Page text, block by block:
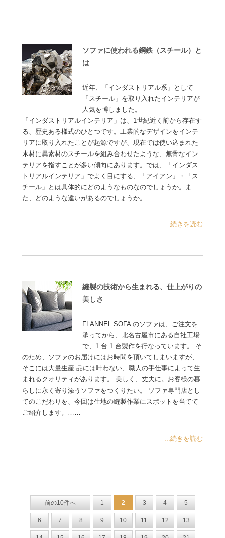
ソファに使われる鋼鉄（スチール）と
は
近年、「インダストリアル系」として
「スチール」を取り入れたインテリアが
人気を博しました。
「インダストリアルインテリア」は、1世紀近く前から存在す
る、歴史ある様式のひとつです。工業的なデザインをインテ
リアに取り入れたことが起源ですが、現在では使い込まれた
木材に異素材のスチールを組み合わせたような、無骨なイン
テリアを指すことが多い傾向にあります。では、「インダス
トリアルインテリア」でよく目にする、「アイアン」・「ス
チール」とは具体的にどのようなものなのでしょうか。ま
た、どのような違いがあるのでしょうか。……
...続きを読む
縫製の技術から生まれる、仕上がりの
美しさ
FLANNEL SOFA のソファは、ご注文を
承ってから、北名古屋市にある自社工場
で、1 台 1 台製作を行なっています。 そ
のため、ソファのお届けにはお時間を頂いてしまいますが、
そこには大量生産 品には叶わない、職人の手仕事によって生
まれるクオリティがあります。 美しく、丈夫に。お客様の暮
らしに永く寄り添うソファをつくりたい。 ソファ専門店とし
てのこだわりを、今回は生地の縫製作業にスポットを当てて
ご紹介します。……
...続きを読む
前の10件へ 1 2 3 4 5
6 7 8 9 10 11 12 13